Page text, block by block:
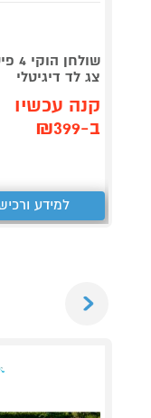
שולחן
צג לד דיגיטלי
קנה עכשיו
ב-₪399
למידע